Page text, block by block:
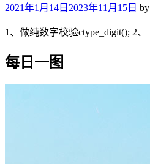
2021年1月14日 2023年11月15日 by
1、做纯数字校验ctype_digit(); 2、
每日一图